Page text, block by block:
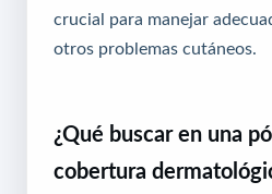
crucial para manejar
otros problemas cutáneos.
¿Qué buscar en una
cobertura